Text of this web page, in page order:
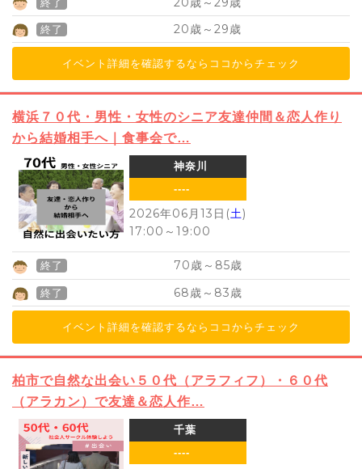
終了
終了 20歳～ 29歳
イベント詳細を確認するならココからチェック
横浜７０代・男性・女性のシニア友達仲間＆恋人作り
から結婚相手へ｜食事会で…
神奈川
----
2026年06月13日(土)
17:00 ～ 19:00
終了 70歳～ 85歳
終了 68歳～ 83歳
イベント詳細を確認するならココからチェック
柏市で自然な出会い５０代（アラフィフ）・６０代
（アラカン）で友達＆恋人作…
千葉
----